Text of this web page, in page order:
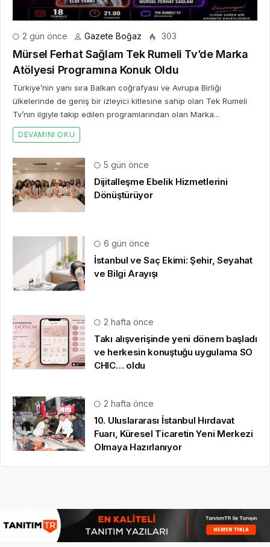
2 gün önce Gazete Boğaz 303
Mürsel Ferhat Sağlam Tek Rumeli Tv’de Marka
Atölyesi Programına Konuk Oldu
Türkiye’nin yanı sıra Balkan coğrafyası ve Avrupa Birliği
ülkelerinde de geniş bir izleyici kitlesine sahip olan Tek Rumeli
Tv’nin ilgiyle takip edilen programlarından olan Marka...
DEVAMINI OKU
5 gün önce
Dijitalleşme Ebelik Hizmetlerini
Dönüştürüyor
6 gün önce
İstanbul ve Saç Ekimi: Şehir, Seyahat
ve Bilgi Arayışı
2 hafta önce
Takı alışverişinde yeni dönem başladı
ve herkesin konuştuğu uygulama SO
CHIC… oldu
2 hafta önce
10. Uluslararası İstanbul Hırdavat
Fuarı, Küresel Ticaretin Yeni Merkezi
Olmaya Hazırlanıyor